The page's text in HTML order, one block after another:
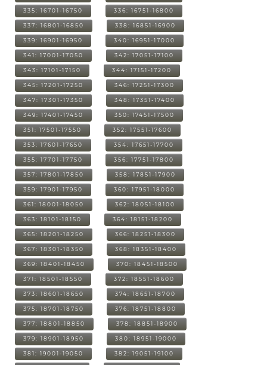
335: 16701-16750 336: 16751-16800
337: 16801-16850 338: 16851-16900
339: 16901-16950 340: 16951-17000
341: 17001-17050 342: 17051-17100
343: 17101-17150 344: 17151-17200
345: 17201-17250 346: 17251-17300
347: 17301-17350 348: 17351-17400
349: 17401-17450 350: 17451-17500
351: 17501-17550 352: 17551-17600
353: 17601-17650 354: 17651-17700
355: 17701-17750 356: 17751-17800
357: 17801-17850 358: 17851-17900
359: 17901-17950 360: 17951-18000
361: 18001-18050 362: 18051-18100
363: 18101-18150 364: 18151-18200
365: 18201-18250 366: 18251-18300
367: 18301-18350 368: 18351-18400
369: 18401-18450 370: 18451-18500
371: 18501-18550 372: 18551-18600
373: 18601-18650 374: 18651-18700
375: 18701-18750 376: 18751-18800
377: 18801-18850 378: 18851-18900
379: 18901-18950 380: 18951-19000
381: 19001-19050 382: 19051-19100